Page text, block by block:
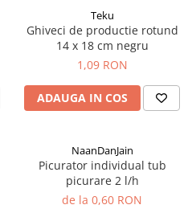
Teku
Ghiveci de productie rotund
14 x 18 cm negru
1,09 RON
ADAUGA IN COS
NaanDanJain
Picurator individual tub
picurare 2 l/h
de la 0,60 RON